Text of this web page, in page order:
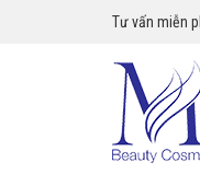
Tư vấn miễn